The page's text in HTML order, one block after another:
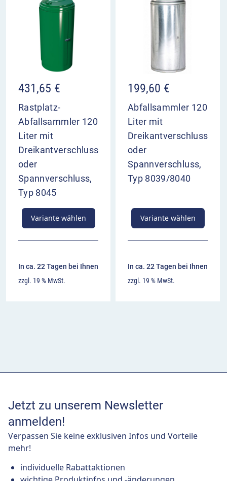
431,65 €
Rastplatz-
Abfallsammler 120
Liter mit
Dreikantverschluss
oder
Spannverschluss,
Typ 8045
Variante wählen
In ca. 22 Tagen bei Ihnen
zzgl. 19 % MwSt.
199,60 €
Abfallsammler 120
Liter mit
Dreikantverschluss
oder
Spannverschluss,
Typ 8039/8040
Variante wählen
In ca. 22 Tagen bei Ihnen
zzgl. 19 % MwSt.
Jetzt zu unserem Newsletter
anmelden!
Verpassen Sie keine exklusiven Infos und Vorteile
mehr!
individuelle Rabattaktionen